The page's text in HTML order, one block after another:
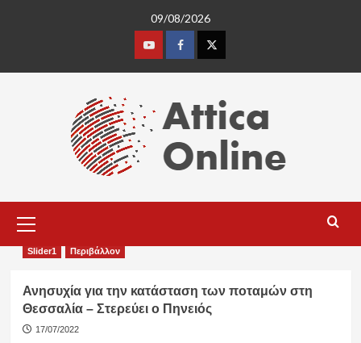
09/08/2026
YoutubeFacebookTwitter
Menu
Slider1 Περιβάλλον
Ανησυχία για την κατάσταση των ποταμών στη
Θεσσαλία – Στερεύει ο Πηνειός
17/07/2022